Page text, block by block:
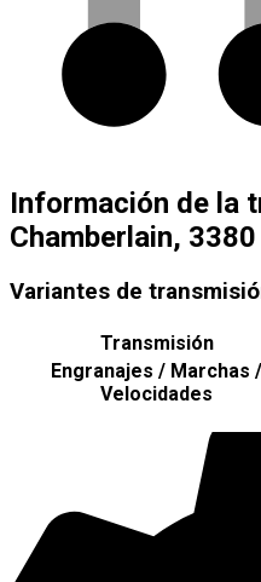
Información de la
Chamberlain, 3380
Variantes de
Transmisión
Engranajes / Marchas /
Velocidades